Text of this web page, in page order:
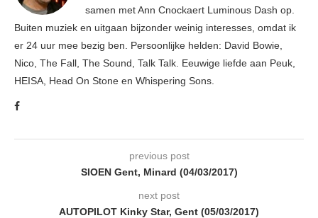
samen met Ann Cnockaert Luminous Dash op.
Buiten muziek en uitgaan bijzonder weinig interesses, omdat ik
er 24 uur mee bezig ben. Persoonlijke helden: David Bowie,
Nico, The Fall, The Sound, Talk Talk. Eeuwige liefde aan Peuk,
HEISA, Head On Stone en Whispering Sons.
previous post
SIOEN Gent, Minard (04/03/2017)
next post
AUTOPILOT Kinky Star, Gent (05/03/2017)